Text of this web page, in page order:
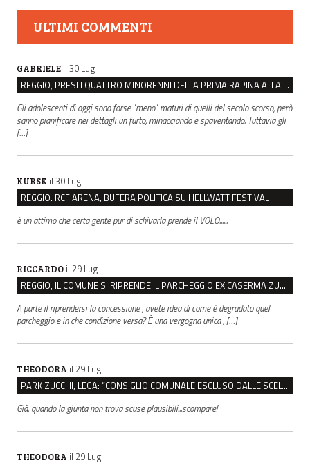
ULTIMI COMMENTI
GABRIELE il 30 Lug
REGGIO, PRESI I QUATTRO MINORENNI DELLA PRIMA RAPINA ALLA FARMACIA DI COVIOLO
Gli adolescenti di oggi sono forse "meno" maturi di quelli del secolo scorso, però
sanno pianificare nei dettagli un furto, minacciando e spaventando. Tuttavia gli
[…]
KURSK il 30 Lug
REGGIO. RCF ARENA, BUFERA POLITICA SU HELLWATT FESTIVAL
è un attimo che certa gente pur di schivarla prende il VOLO......
RICCARDO il 29 Lug
REGGIO, IL COMUNE SI RIPRENDE IL PARCHEGGIO EX CASERMA ZUCCHI PER 4,6 MILIONI
A parte il riprendersi la concessione , avete idea di come è degradato quel
parcheggio e in che condizione versa? È una vergogna unica , […]
THEODORA il 29 Lug
PARK ZUCCHI, LEGA: “CONSIGLIO COMUNALE ESCLUSO DALLE SCELTE, PRETENDIAMO TUTTI GLI ATTI”
Già, quando la giunta non trova scuse plausibili...scompare!
THEODORA il 29 Lug